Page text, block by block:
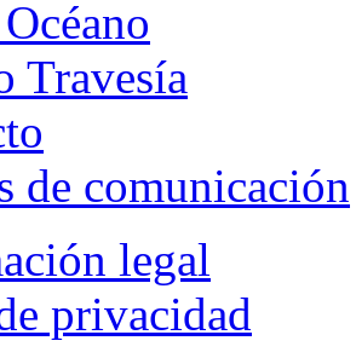
Travesía
de comunicación
legal
privacidad